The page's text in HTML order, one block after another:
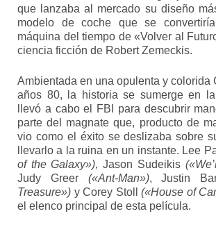
que lanzaba al mercado su diseño
modelo de coche que se
máquina del tiempo de «Volver al
ciencia ficción de Robert Zemeckis.
Ambientada en una opulenta y colorida
años 80, la historia se sumerge en
llevó a cabo el FBI para descubrir
parte del magnate que, producto de
vio como el éxito se deslizaba sobre
llevarlo a la ruina en un instante. Lee
of the Galaxy»), Jason Sudeikis
Judy Greer («Ant-Man»), Justin
Treasure») y Corey Stoll(«House of
el elenco principal de esta película.